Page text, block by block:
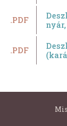
.PDF
.PDF